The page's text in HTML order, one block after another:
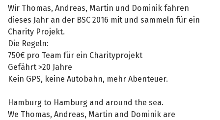
Wir Thomas, Andreas, Martin und Dominik fahren
dieses Jahr an der BSC 2016 mit und sammeln für ein
Charity Projekt.
Die Regeln:
750€ pro Team für ein Charityprojekt
Gefährt >20 Jahre
Kein GPS, keine Autobahn, mehr Abenteuer.
Hamburg to Hamburg and around the sea.
We Thomas, Andreas, Martin and Dominik are